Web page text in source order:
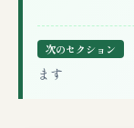
次のセクション
ます